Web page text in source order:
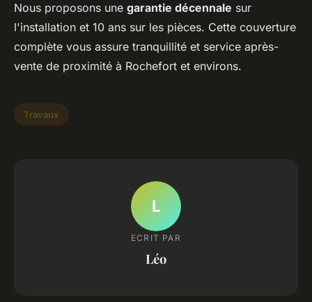
Nous proposons une garantie décennale sur
l'installation et 10 ans sur les pièces. Cette couverture
complète vous assure tranquillité et service après-
vente de proximité à Rochefort et environs.
Travaux
L
ECRIT PAR
Léo